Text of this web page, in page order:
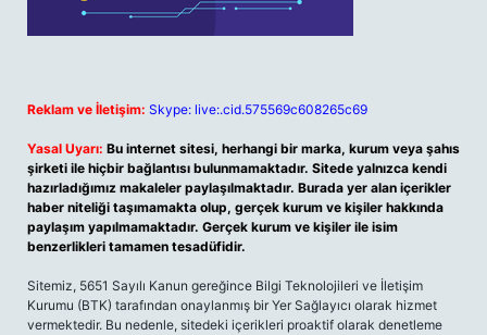
Reklam ve İletişim: Skype: live:.cid.575569c608265c69
Yasal Uyarı: Bu internet sitesi, herhangi bir marka, kurum veya şahıs
şirketi ile hiçbir bağlantısı bulunmamaktadır. Sitede yalnızca kendi
hazırladığımız makaleler paylaşılmaktadır. Burada yer alan içerikler
haber niteliği taşımamakta olup, gerçek kurum ve kişiler hakkında
paylaşım yapılmamaktadır. Gerçek kurum ve kişiler ile isim
benzerlikleri tamamen tesadüfidir.
Sitemiz, 5651 Sayılı Kanun gereğince Bilgi Teknolojileri ve İletişim
Kurumu (BTK) tarafından onaylanmış bir Yer Sağlayıcı olarak hizmet
vermektedir. Bu nedenle, sitedeki içerikleri proaktif olarak denetleme